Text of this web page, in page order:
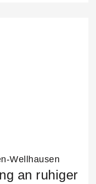
Wellhausen
an ruhiger